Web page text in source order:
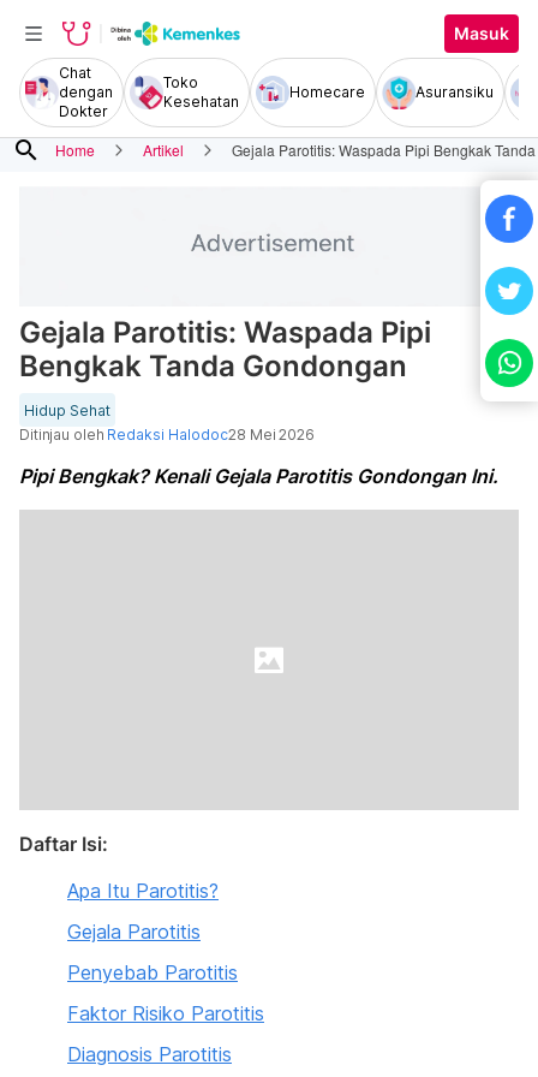
Masuk
Chat
dengan
Dokter
Toko
Kesehatan
Homecare Asuransiku
search Home Artikel Gejala Parotitis: Waspada Pipi Bengkak
Gejala Parotitis: Waspada Pipi
Bengkak Tanda Gondongan
Hidup Sehat
Ditinjau oleh Redaksi Halodoc28 Mei 2026
Pipi Bengkak? Kenali Gejala Parotitis Gondongan Ini.
Daftar Isi:
Apa Itu Parotitis?
Gejala Parotitis
Penyebab Parotitis
Faktor Risiko Parotitis
Diagnosis Parotitis